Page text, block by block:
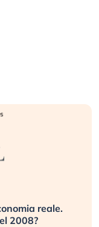
reale.
2008?